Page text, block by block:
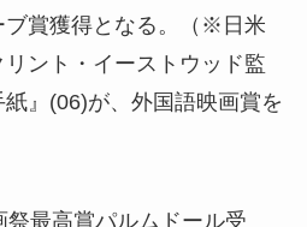
ブ賞獲得となる。（※日米
ント・イーストウッド監
』(06)が、外国語映画賞を
最高賞パルムドール受